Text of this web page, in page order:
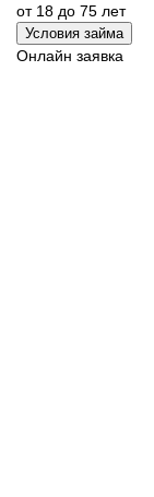
от 18 до 75 лет
Условия займа
Онлайн заявка